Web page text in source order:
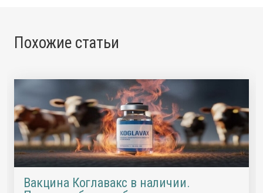
Похожие статьи
Вакцина Коглавакс в наличии.